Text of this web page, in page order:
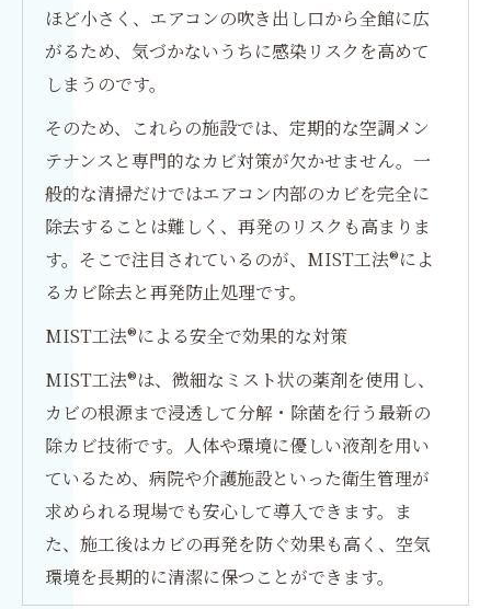
ほど小さく、エアコンの吹き出し口から全館に広
がるため、気づかないうちに感染リスクを高めて
しまうのです。
そのため、これらの施設では、定期的な空調メン
テナンスと専門的なカビ対策が欠かせません。一
般的な清掃だけではエアコン内部のカビを完全に
除去することは難しく、再発のリスクも高まりま
す。そこで注目されているのが、MIST工法®によ
るカビ除去と再発防止処理です。
MIST工法®による安全で効果的な対策
MIST工法®は、微細なミスト状の薬剤を使用し、
カビの根源まで浸透して分解・除菌を行う最新の
除カビ技術です。人体や環境に優しい液剤を用い
ているため、病院や介護施設といった衛生管理が
求められる現場でも安心して導入できます。ま
た、施工後はカビの再発を防ぐ効果も高く、空気
環境を長期的に清潔に保つことができます。